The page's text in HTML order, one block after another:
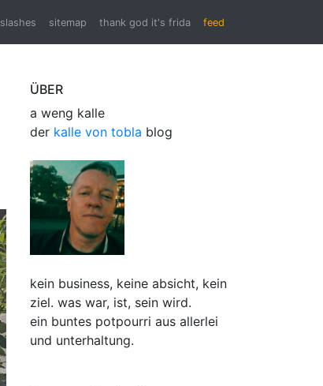
slashes sitemap thank god it's frida feed
ÜBER
a weng kalle
der kalle von tobla blog
kein business, keine absicht, kein
ziel. was war, ist, sein wird.
ein buntes potpourri aus allerlei
und unterhaltung.